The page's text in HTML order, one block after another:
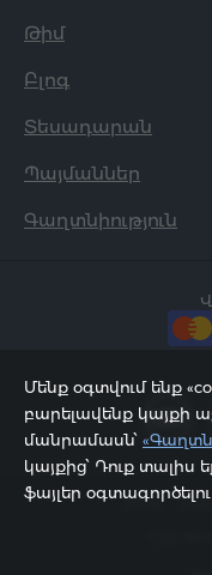
Թիմ
Բլոգ
Տեսադարան
Պայմաններ
Գաղտնիություն
2002 -
Էջը
Մենք օգտվում ենք
բարելավենք կայքի
մանրամասն՝
կայքից՝ Դուք տալիս
ֆայլեր